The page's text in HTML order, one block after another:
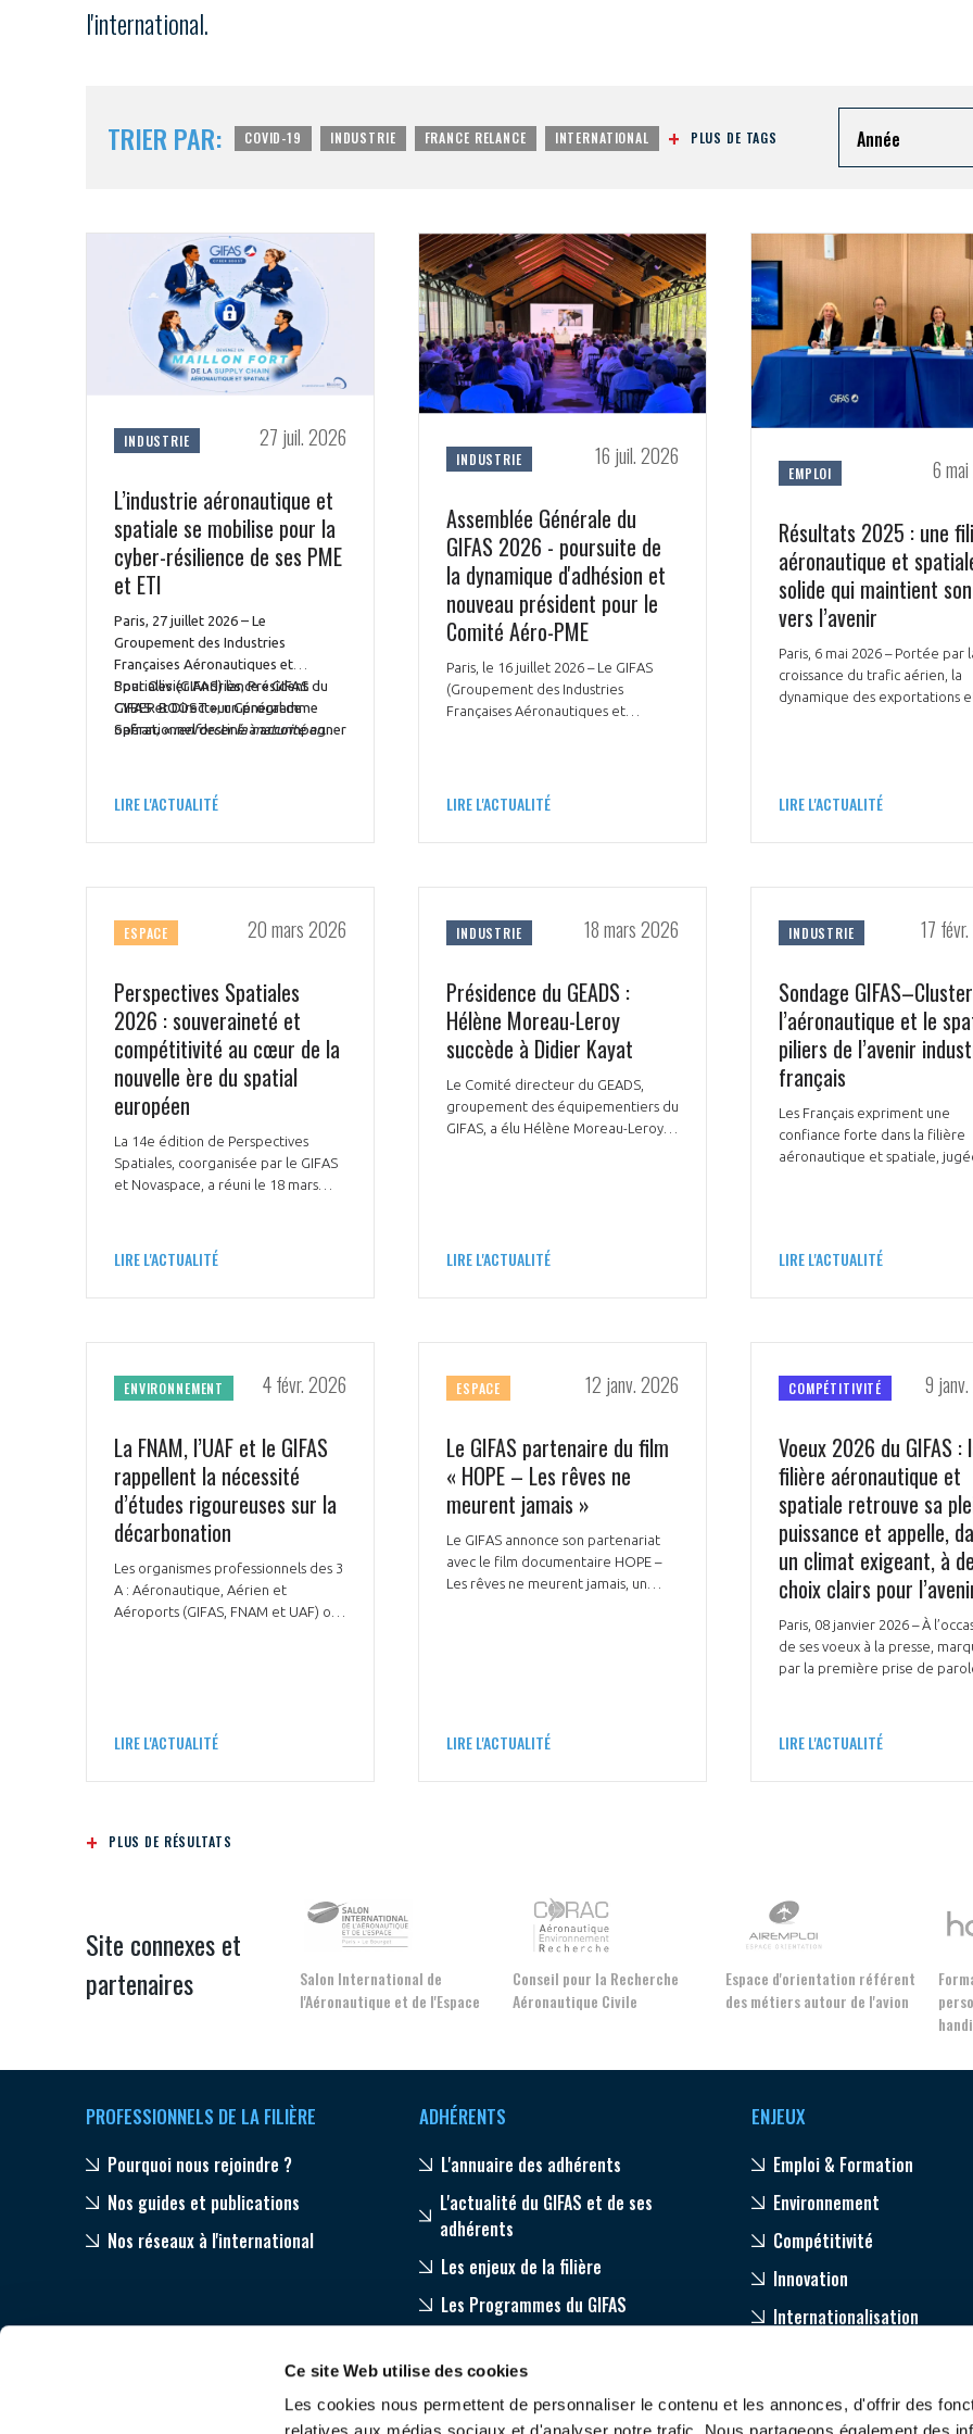
Ce site Web utilise des cookies
Les cookies nous permettent de personnaliser le contenu et les annonces, d'offrir des
l'international.
TRIER PAR: COVID-19 INDUSTRIE FRANCE RELANCE INTERNATIONAL PLUS DE TAGS Année
INDUSTRIE 27 juil. 2026
L’industrie aéronautique et
spatiale se mobilise pour la
cyber-résilience de ses PME
et ETI
Paris, 27 juillet 2026 – Le
Groupement des Industries
Françaises Aéronautiques et
Spatiales (GIFAS) lance « GIFAS
CYBER BOOST », un programme
opérationnel destiné à accompagner
défense, dans leur montée en
maturité cyber.
Pour Olivier Andriès, Président du
GIFAS et Directeur Général de
Safran,« renforcer la maturité en
LIRE L'ACTUALITÉ
INDUSTRIE 16 juil. 2026
Assemblée Générale du
GIFAS 2026 - poursuite de
la dynamique d'adhésion et
nouveau président pour le
Comité Aéro-PME
Paris, le 16 juillet 2026 – Le GIFAS
(Groupement des Industries
Françaises Aéronautiques et
du groupement depuis juin 2025,
fonction. Hélène Moreau-Leroy,
d’Hutchinson, a été réélue à la
Equipementiers Aéronautiques, de
Défense et Spatiaux (GEADS), qui
toujours plus nombreuses. Alain
Dulac, président directeur général
de Factem, succède à Clémentine
Gallet comme président du Comité
Aéro-PME.
LIRE L'ACTUALITÉ
EMPLOI 6
Résultats 2025 : une
aéronautique et
solide qui maintient
vers l’avenir
Paris, 6 mai 2026 – Portée par
croissance du trafic aérien, la
dynamique des exportations
stratégique.
LIRE L'ACTUALITÉ
ESPACE 20 mars 2026
Perspectives Spatiales
2026 : souveraineté et
compétitivité au cœur de la
nouvelle ère du spatial
européen
La 14e édition de Perspectives
Spatiales, coorganisée par le GIFAS
et Novaspace, a réuni le 18 mars
académiques de la filière autour
d’un thème central : « Dimensions de
LIRE L'ACTUALITÉ
INDUSTRIE 18 mars 2026
Présidence du GEADS :
Hélène Moreau-Leroy
succède à Didier Kayat
Le Comité directeur du GEADS,
groupement des équipementiers du
GIFAS, a élu Hélène Moreau-Leroy,
LIRE L'ACTUALITÉ
INDUSTRIE 17
Sondage
l’aéronautique et le
piliers de l’avenir
français
Les Français expriment une
confiance forte dans la filière
aéronautique et spatiale,
LIRE L'ACTUALITÉ
ENVIRONNEMENT 4 févr. 2026
La FNAM, l’UAF et le GIFAS
rappellent la nécessité
d’études rigoureuses sur la
décarbonation
Les organismes professionnels des 3
A : Aéronautique, Aérien et
Aéroports (GIFAS, FNAM et UAF) ont
LIRE L'ACTUALITÉ
ESPACE 12 janv. 2026
Le GIFAS partenaire du film
« HOPE – Les rêves ne
meurent jamais »
Le GIFAS annonce son partenariat
avec le film documentaire HOPE –
Les rêves ne meurent jamais, un
Sophie Adenot, le film met en
directe avec celles de la filière
LIRE L'ACTUALITÉ
COMPÉTITIVITÉ 9
Voeux 2026 du GIFAS :
filière aéronautique et
spatiale retrouve sa
puissance et appelle,
un climat exigeant, à
choix clairs pour
Paris, 08 janvier 2026 – À
de ses voeux à la presse,
par la première prise de
caractère stratégique de la
aéronautique et spatiale
LIRE L'ACTUALITÉ
PLUS DE RÉSULTATS
Site connexes et
partenaires
Salon International de
l'Aéronautique et de l'Espace
Conseil pour la Recherche
Aéronautique Civile
Espace d'orientation référent
des métiers autour de l'avion
PROFESSIONNELS DE LA FILIÈRE
Pourquoi nous rejoindre ?
Nos guides et publications
Nos réseaux à l'international
ADHÉRENTS
L'annuaire des adhérents
L'actualité du GIFAS et de ses
adhérents
Les enjeux de la filière
Les Programmes du GIFAS
Accompagnement de nos adhérents
ENJEUX
Emploi & Formation
Environnement
Compétitivité
Innovation
Internationalisation
ADHÉRENTS
PAS ENCORE
VOUS ÊTES UN
Développez votre activité à l’étranger et assurez la
pérennité de votre entreprise à l’international
Rejoignez une filière
réseau au sein d’un
DEMANDE
Avez-vous un statut de droit français ?